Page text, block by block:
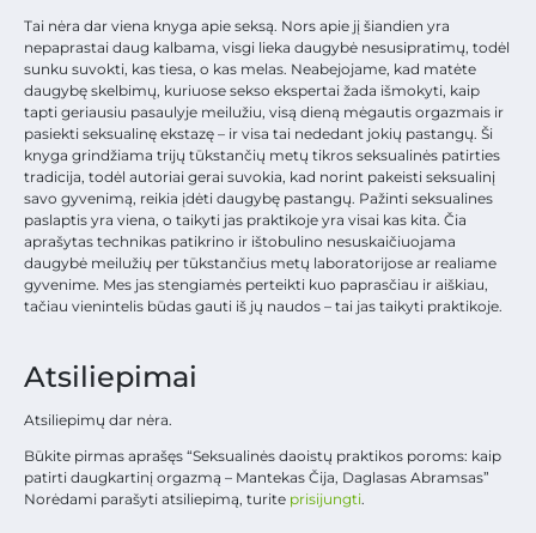
Tai nėra dar viena knyga apie seksą. Nors apie jį šiandien yra
nepaprastai daug kalbama, visgi lieka daugybė nesusipratimų, todėl
sunku suvokti, kas tiesa, o kas melas. Neabejojame, kad matėte
daugybę skelbimų, kuriuose sekso ekspertai žada išmokyti, kaip
tapti geriausiu pasaulyje meilužiu, visą dieną mėgautis orgazmais ir
pasiekti seksualinę ekstazę – ir visa tai nededant jokių pastangų. Ši
knyga grindžiama trijų tūkstančių metų tikros seksualinės patirties
tradicija, todėl autoriai gerai suvokia, kad norint pakeisti seksualinį
savo gyvenimą, reikia įdėti daugybę pastangų. Pažinti seksualines
paslaptis yra viena, o taikyti jas praktikoje yra visai kas kita. Čia
aprašytas technikas patikrino ir ištobulino nesuskaičiuojama
daugybė meilužių per tūkstančius metų laboratorijose ar realiame
gyvenime. Mes jas stengiamės perteikti kuo paprasčiau ir aiškiau,
tačiau vienintelis būdas gauti iš jų naudos – tai jas taikyti praktikoje.
Atsiliepimai
Atsiliepimų dar nėra.
Būkite pirmas aprašęs “Seksualinės daoistų praktikos poroms: kaip
patirti daugkartinį orgazmą – Mantekas Čija, Daglasas Abramsas”
Norėdami parašyti atsiliepimą, turite prisijungti.